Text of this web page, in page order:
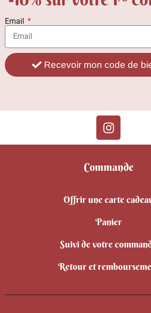
Email
Recevoir mon code de
Commande
Offrir une carte
Panier
Suivi de votre
Retour et